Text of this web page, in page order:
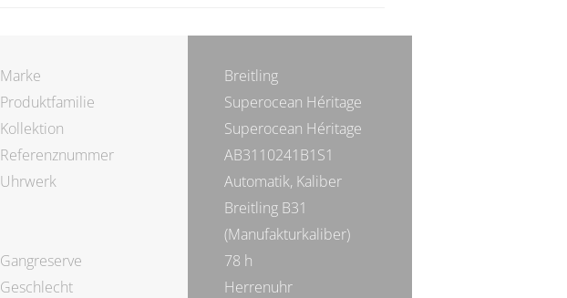
Marke
Breitling
Produktfamilie
Superocean Héritage
Kollektion
Superocean Héritage
Referenznummer
AB3110241B1S1
Uhrwerk
Automatik, Kaliber
Breitling B31
(Manufakturkaliber)
Gangreserve
78 h
Geschlecht
Herrenuhr